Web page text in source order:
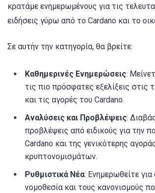
κρατάμε ενημερωμένους για τις
ειδήσεις γύρω από το Cardano και το
Σε αυτήν την κατηγορία, θα βρείτε:
Καθημερινές Ενημερώσεις:
τις πιο πρόσφατες εξελίξεις στις
και τις αγορές του Cardano.
Αναλύσεις και Προβλέψεις:
προβλέψεις από ειδικούς για την
Cardano και της γενικότερης
κρυπτονομισμάτων.
Ρυθμιστικά Νέα: Ενημερωθείτε
νομοθεσία και τους κανονισμούς